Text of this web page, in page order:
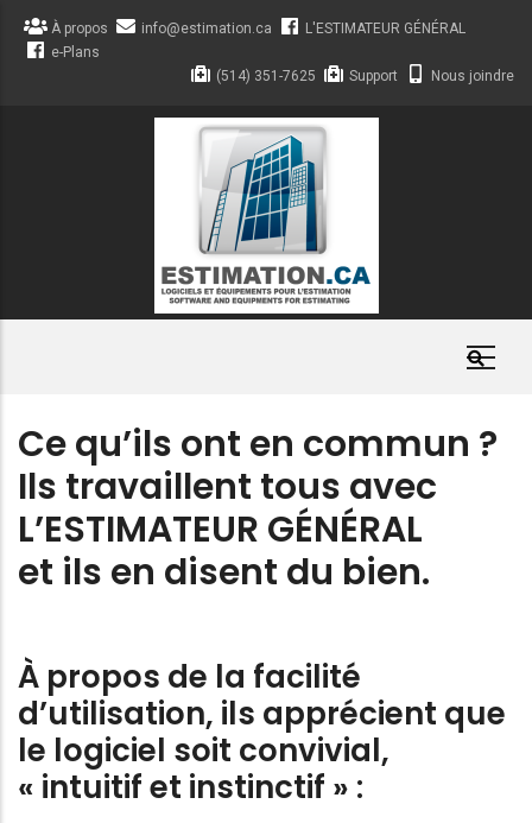
Aller
À propos info@estimation.ca
L'ESTIMATEUR GÉNÉRAL
e-Plans
(514) 351-7625
Support Nous joindre
Ce qu’ils ont en commun ?
Ils travaillent tous avec
L’ESTIMATEUR GÉNÉRAL
et ils en disent du bien.
À propos de la facilité
d’utilisation, ils apprécient que
le logiciel soit convivial,
« intuitif et instinctif » :